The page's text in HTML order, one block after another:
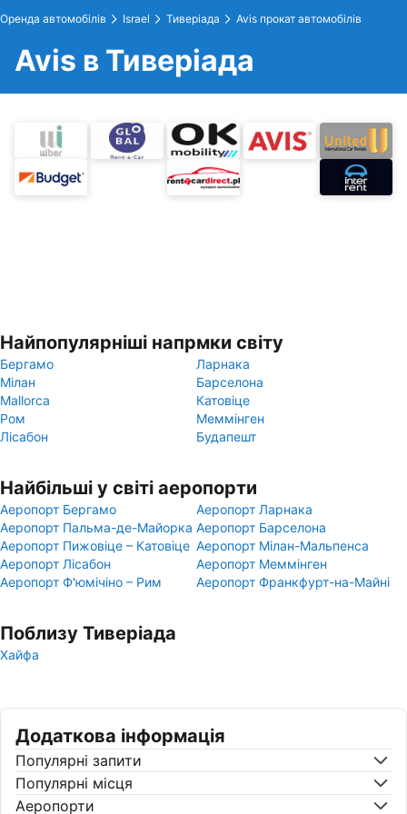
Оренда автомобілів Israel Тиверіада Avis прокат автомобілів
Avis в Тиверіада
Найпопулярніші напрмки світу
Бергамо
Ларнака
Мілан
Барселона
Mallorca
Катовіце
Ром
Меммінген
Лісабон
Будапешт
Найбільші у світі аеропорти
Аеропорт Бергамо
Аеропорт Ларнака
Аеропорт Пальма-де-Майорка Аеропорт Барселона
Аеропорт Пижовіце – Катовіце Аеропорт Мілан-Мальпенса
Аеропорт Лісабон
Аеропорт Меммінген
Аеропорт Ф'юмічіно – Рим
Аеропорт Франкфурт-на-Майні
Поблизу Тиверіада
Хайфа
Додаткова інформація
Популярні запити
Популярні місця
Аеропорти